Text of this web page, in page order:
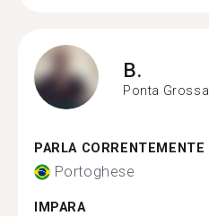
B.
Ponta Grossa
PARLA CORRENTEMENTE
Portoghese
IMPARA